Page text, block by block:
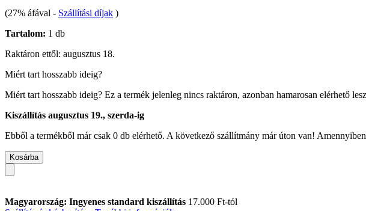
(27% áfával - Szállítási díjak )
Tartalom: 1 db
Raktáron ettől: augusztus 18.
Miért tart hosszabb ideig?
Miért tart hosszabb ideig? Ez a termék jelenleg nincs raktáron, azonban hamarosan elérhető
Kiszállítás augusztus 19., szerda-ig
Ebből a termékből már csak 0 db elérhető. A következő szállítmány már úton van!
Kosárba
Magyarország: Ingyenes standard kiszállítás 17.000 Ft-tól